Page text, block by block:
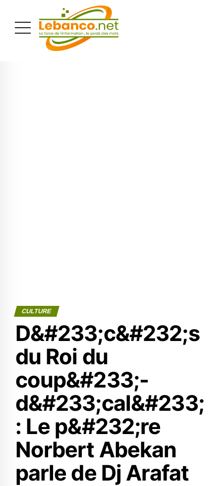
CULTURE
D&#233;c&#232;s
du Roi du
coup&#233;-
d&#233;cal&#233;
: Le p&#232;re
Norbert Abekan
parle de Dj Arafat